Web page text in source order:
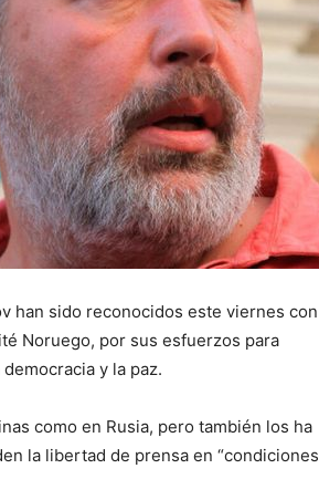
han sido reconocidos este viernes con
Noruego, por sus esfuerzos para
y la paz.
como en Rusia, pero también los ha
la libertad de prensa en “condiciones